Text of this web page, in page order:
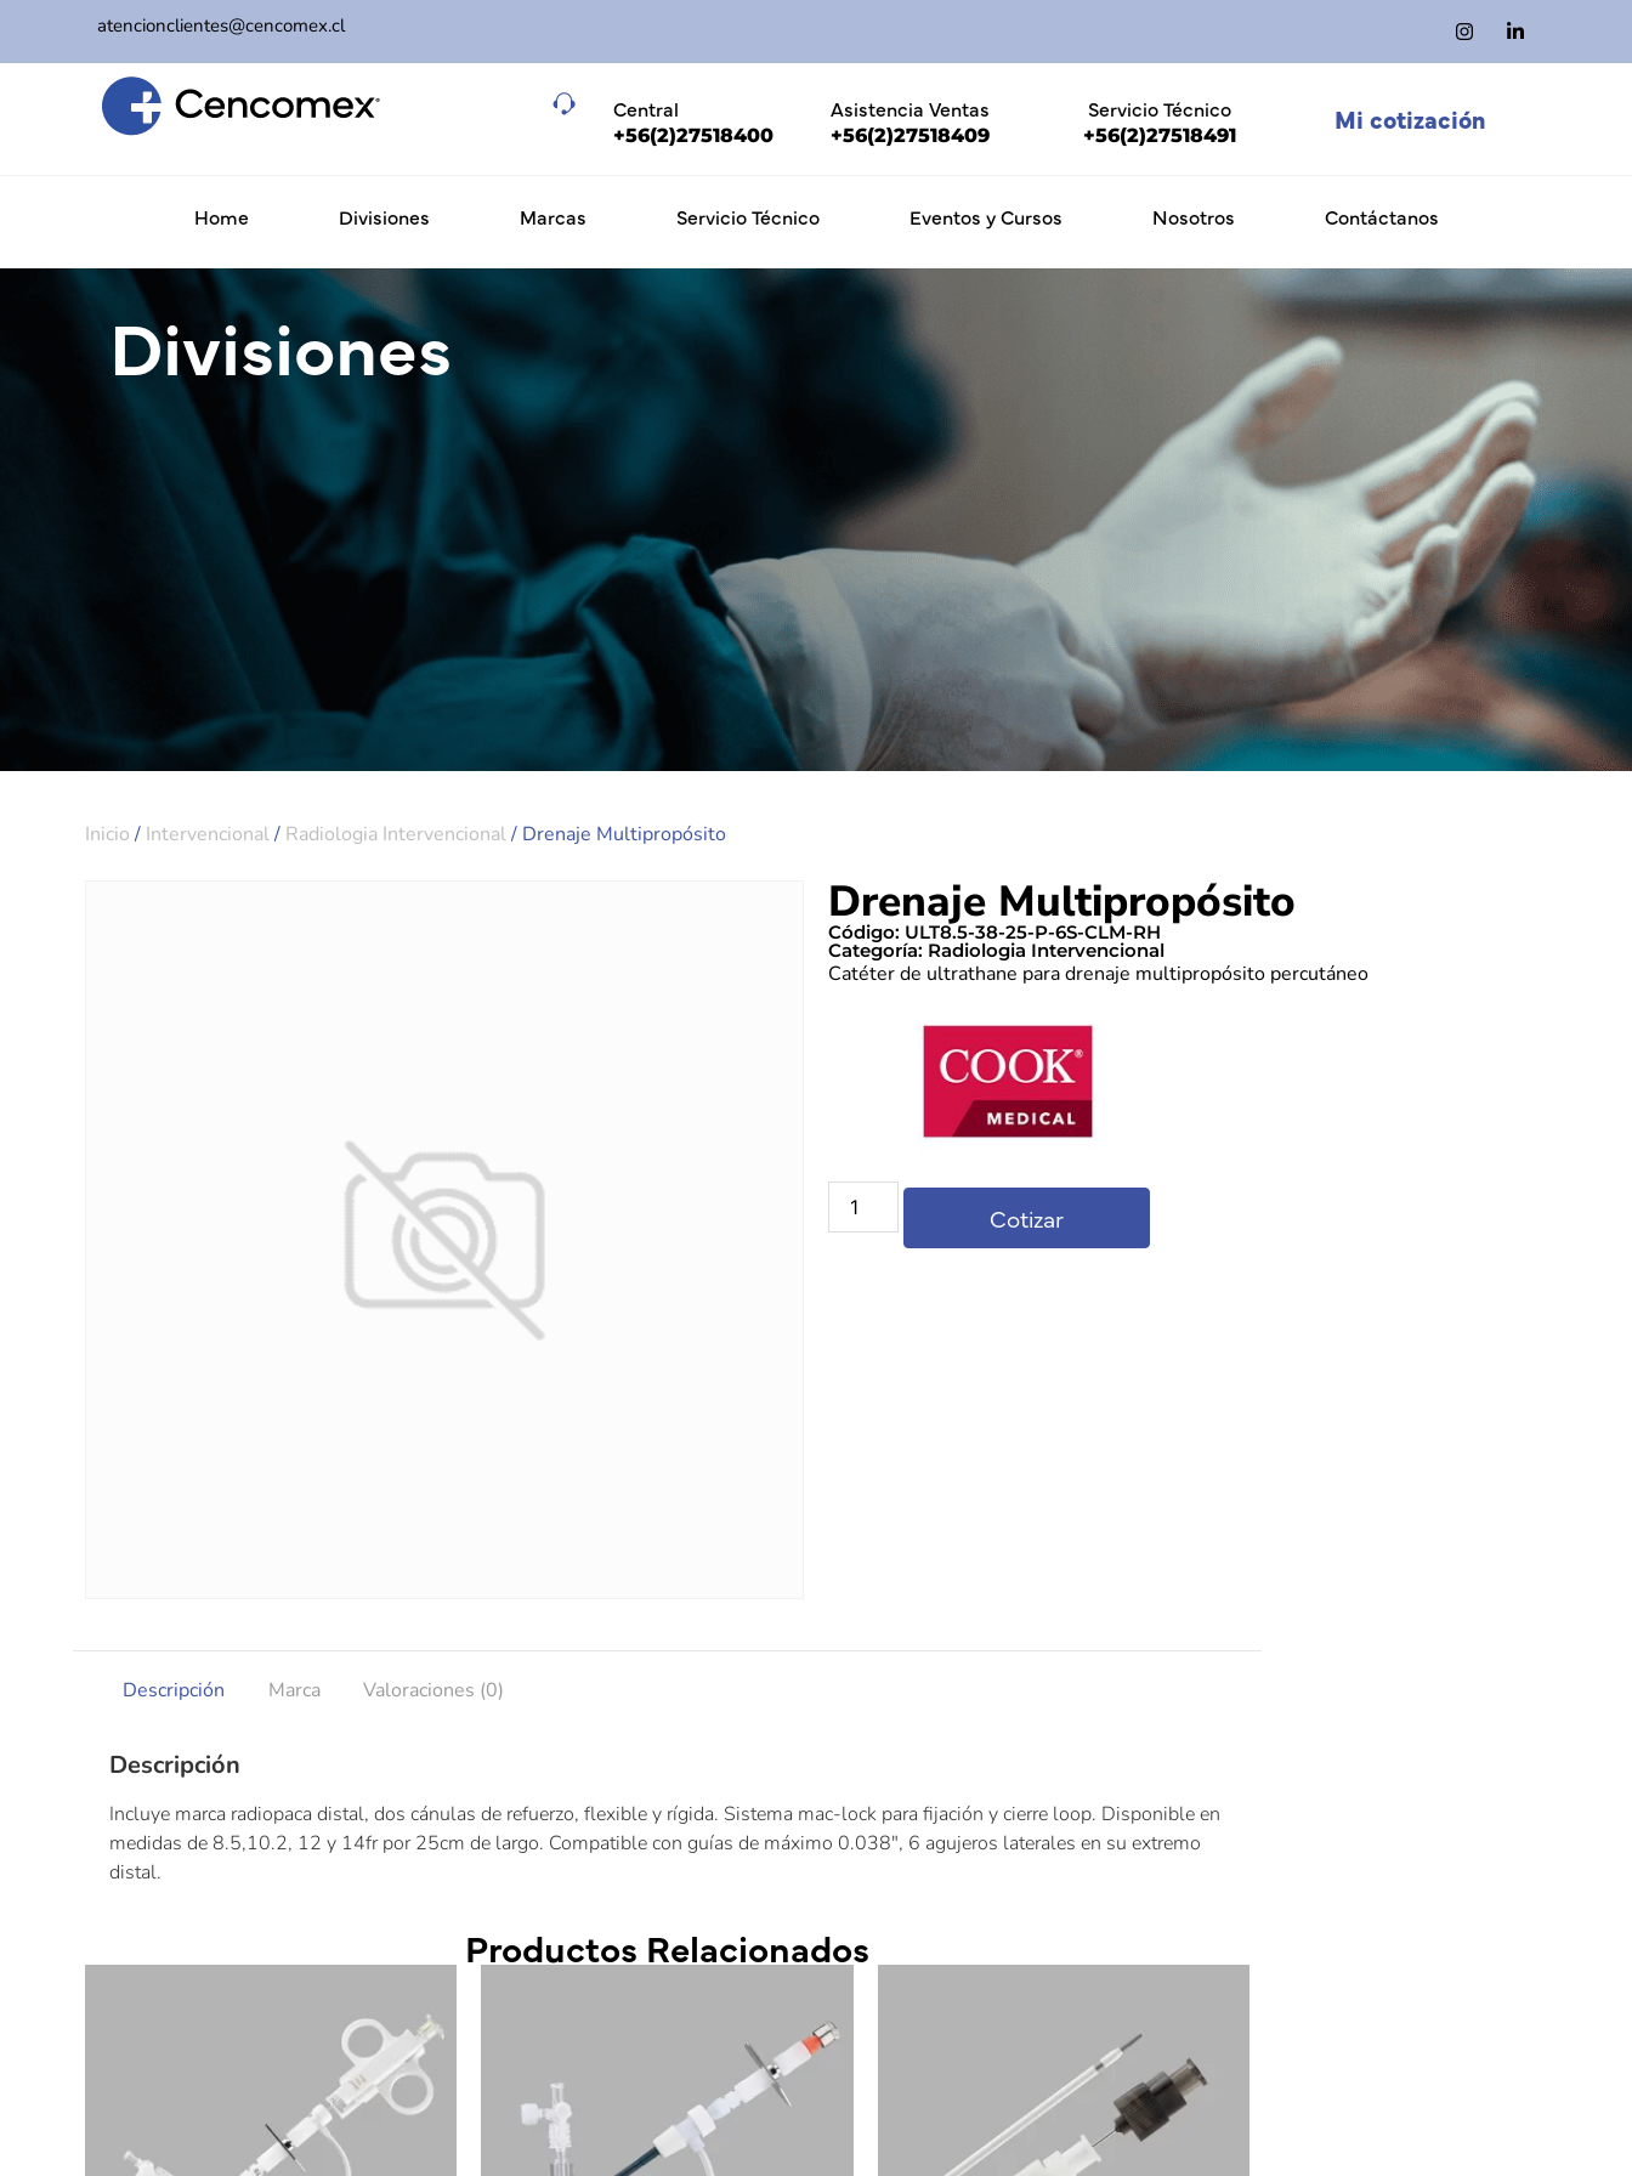
atencionclientes@cencomex.cl
Central
+56(2)27518400
Asistencia Ventas
+56(2)27518409
Servicio Técnico
+56(2)27518491
Mi cotización
Home Divisiones Marcas Servicio Técnico Eventos y Cursos Nosotros Contáctanos
Divisiones
Inicio / Intervencional/ Radiologia Intervencional/ Drenaje Multipropósito
Drenaje Multipropósito
Código: ULT8.5-38-25-P-6S-CLM-RH
Categoría: Radiologia Intervencional
Catéter de ultrathane para drenaje multipropósito percutáneo
Cotizar
Descripción Marca Valoraciones (0)
Descripción
Incluye marca radiopaca distal, dos cánulas de refuerzo, flexible y rígida. Sistema mac-lock para fijación y cierre loop. Disponible en
medidas de 8.5,10.2, 12 y 14fr por 25cm de largo. Compatible con guías de máximo 0.038″, 6 agujeros laterales en su extremo
distal.
Productos Relacionados